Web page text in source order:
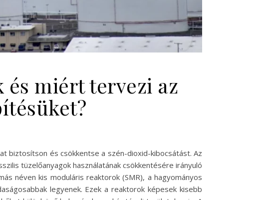
miért tervezi az
biztosítson és csökkentse a szén-dioxid-kibocsátást. Az
tüzelőanyagok használatának csökkentésére irányuló
néven kis moduláris reaktorok (SMR), a hagyományos
legyenek. Ezek a reaktorok képesek kisebb